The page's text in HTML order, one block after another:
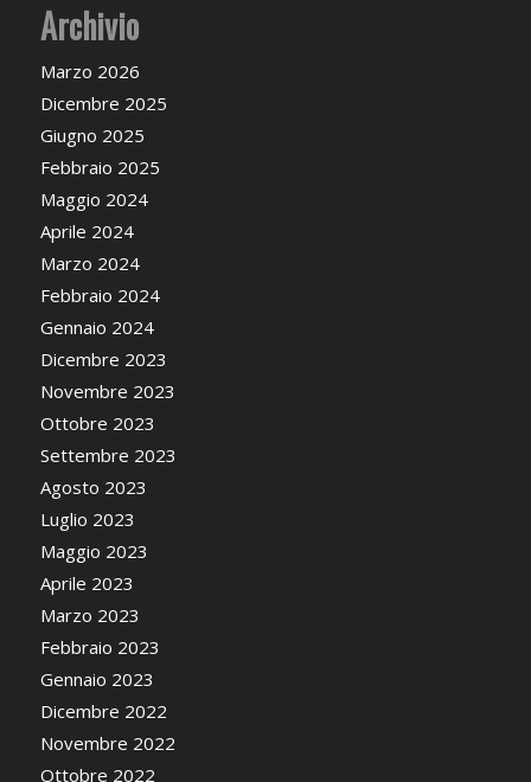
Archivio
Marzo 2026
Dicembre 2025
Giugno 2025
Febbraio 2025
Maggio 2024
Aprile 2024
Marzo 2024
Febbraio 2024
Gennaio 2024
Dicembre 2023
Novembre 2023
Ottobre 2023
Settembre 2023
Agosto 2023
Luglio 2023
Maggio 2023
Aprile 2023
Marzo 2023
Febbraio 2023
Gennaio 2023
Dicembre 2022
Novembre 2022
Ottobre 2022